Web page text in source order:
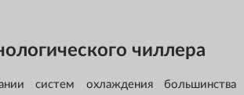
чиллера
систем охлаждения большинства